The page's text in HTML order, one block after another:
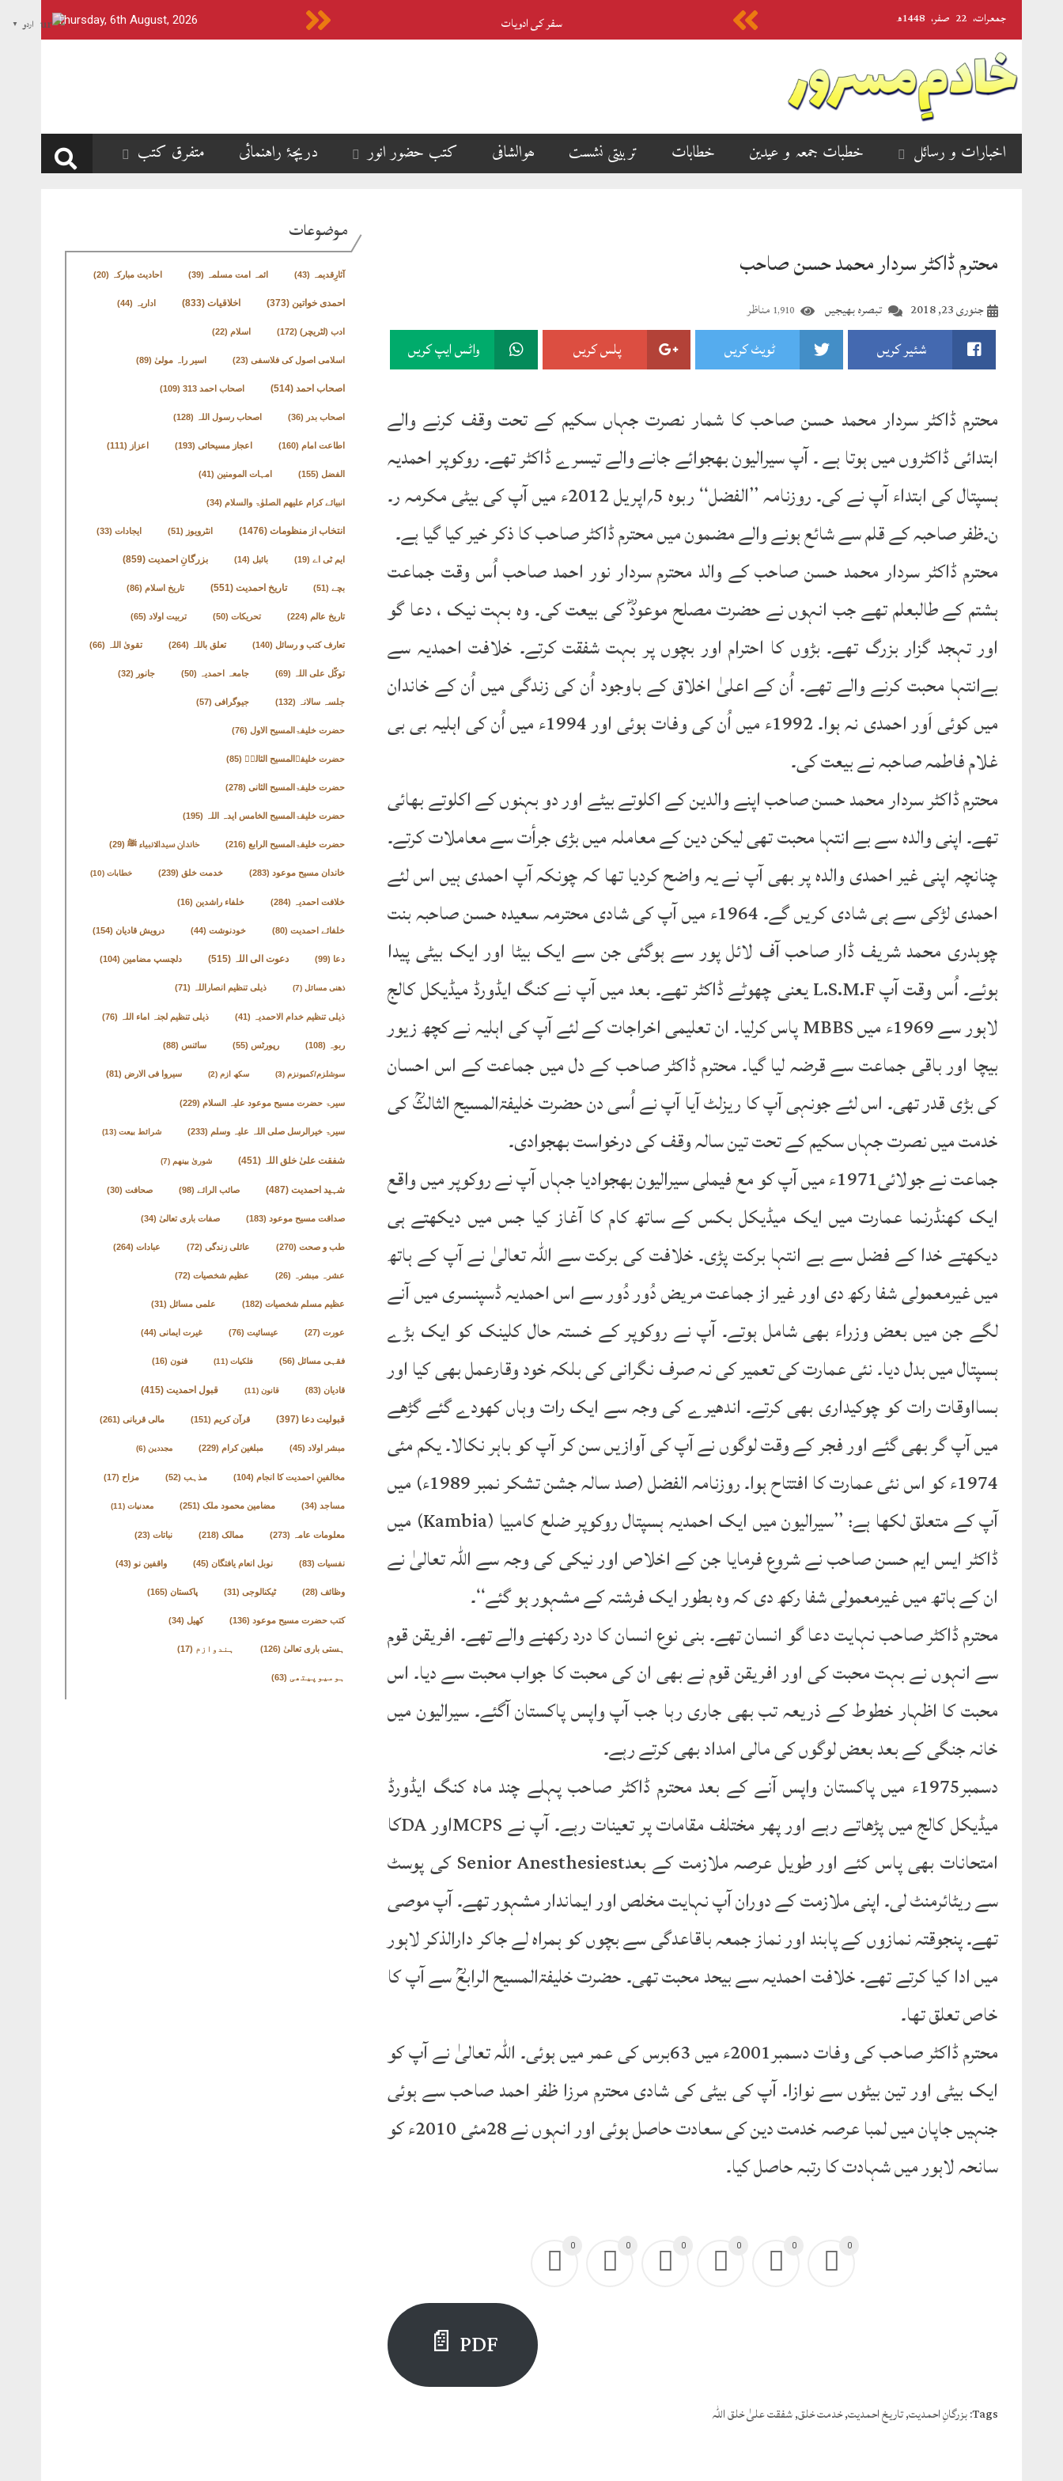
جمعرات‬‮، 22 صفر‬، Vitamin B12
Thursday, 6th August, 2026
اخبارات و رسائل خطبات جمعہ و عیدین خطابات تربیتی نشست ھوالشافی کتب حضور انور دریچۂ راہنمائی متفرق کتب
موضوعات
آثارِقدیمہ (43) ائمہ امت مسلمہ (39) احادیث مبارکہ (20)
احمدی خواتین (373) اخلاقیات(833) اداریہ (44)
ادب (لٹریچر)(172) اسلام (22)
اسلامی اصول کی فلاسفی(23) اسیر راہ مولیٰ(89)
اصحاب احمد(514) اصحاب احمد 313 (109)
اصحاب بدر (36) اصحاب رسول اللہ (128)
اطاعت امام (160) اعجاز مسیحائی(193) اعزاز (111)
الفضل (155) امہات المومنین (41)
انبیائے کرام علیھم الصلوٰۃ والسلام (34)
انتخاب از منظومات(1476) انٹرویوز (51) ایجادات(33)
ایم ٹی اے(19) بائبل (14) بزرگانِ احمدیت(859)
بچے (51) تاریخ احمدیت(551) تاریخ اسلام (86)
تاریخ عالم (224) تحریکات(50) تربیت اولاد(65)
تعارف کتب و رسائل (140) تعلق باللہ (264) تقویٰ اللہ (66)
توکّل علی اللہ (69) جامعہ احمدیہ (50) جانور (32)
جلسہ سالانہ (132) جیوگرافی(57)
حضرت خلیفۃالمسیح الاول (76)
حضرت خلیفۃالمسیح الثالثؒ (85)
حضرت خلیفۃالمسیح الثانی(278)
حضرت خلیفۃالمسیح الخامس ایدہ اللہ (195)
حضرت خلیفۃالمسیح الرابع (216) خاندان سیدالانبیاء ﷺ(29)
خاندان مسیح موعود(283) خدمت خلق (239) خطابات(10)
خلافت احمدیہ (284) خلفاء راشدین (16)
خلفائے احمدیت(80) خودنوشت(44) درویش قادیان(154)
دعا (99) دعوت الی اللہ (515) دلچسپ مضامین (104)
ذھنی مسائل (7) ذیلی تنظیم انصاراللہ (71)
ذیلی تنظیم خدام الاحمدیہ (41) ذیلی تنظیم لجنہ اماء اللہ (76)
ربوہ (108) رپورٹس (55) سائنس (88)
سوشلزم/کمیونزم (3) سکھ ازم (2) سیروا فی الارض (81)
سیرۃ حضرت مسیح موعود علیہ السلام (229)
سیرۃ خیرالرسل صلی اللہ علیہ وسلم (233) شرائط بیعت(13)
شفقت علیٰ خلق اللہ (451) شوریٰ بینھم (7)
شہید احمدیت(487) صائب الرائے (98) صحافت(30)
صداقت مسیح موعود(183) صفات باری تعالیٰ(34)
طب و صحت(270) عائلی زندگی(72) عبادات(264)
عشرہ مبشرہ (26) عظیم شخصیات(72)
عظیم مسلم شخصیات(182) علمی مسائل (31)
عورت(27) عیسائیت(76) غیرت ایمانی(44)
فقہی مسائل (56) فلکیات(11) فنون(16)
قادیان(83) قانون(11) قبول احمدیت(415)
قبولیت دعا (397) قرآن کریم (151) مالی قربانی(261)
مبشر اولاد(45) مبلغین کرام (229) مجددین (6)
مخالفینِ احمدیت کا انجام (104) مذہب(52) مزاح(17)
مساجد(34) مضامین محمود ملک(251) معدنیات(11)
معلومات عامہ (273) ممالک(218) نباتات(23)
نفسیات(83) نوبل انعام یافتگان(45) واقفین نو (43)
وظائف(28) ٹیکنالوجی(31) پاکستان(165)
کتب حضرت مسیح موعود(136) کھیل (34)
ہستی باری تعالیٰ(126) ہندوازم (17)
ہومیوپیتھی (63)
محترم ڈاکٹر سردار محمد حسن صاحب
تبصرہ بھیجیں جنوری 23, 2018 1,910 مناظر
شئیر کریں ٹویٹ کریں پلس کریں واٹس ایپ کریں
محترم ڈاکٹر سردار محمد حسن صاحب کا شمار نصرت جہاں سکیم کے تحت وقف کرنے والے
ابتدائی ڈاکٹروں میں ہوتا ہے ۔ آپ سیرالیون بھجوائے جانے والے تیسرے ڈاکٹر تھے۔ روکوپر احمدیہ
ہسپتال کی ابتداء آپ نے کی۔ روزنامہ ’’الفضل‘‘ ربوہ 5؍اپریل 2012ء میں آپ کی بیٹی مکرمہ ر۔
ن۔ظفر صاحبہ کے قلم سے شائع ہونے والے مضمون میں محترم ڈاکٹر صاحب کا ذکر خیر کیا گیا ہے۔
محترم ڈاکٹر سردار محمد حسن صاحب کے والد محترم سردار نور احمد صاحب اُس وقت جماعت
ہشتم کے طالبعلم تھے جب انہوں نے حضرت مصلح موعودؓ کی بیعت کی۔ وہ بہت نیک ، دعا گو
اور تہجد گزار بزرگ تھے۔ بڑوں کا احترام اور بچوں پر بہت شفقت کرتے۔ خلافت احمدیہ سے
بےانتہا محبت کرنے والے تھے۔ اُن کے اعلیٰ اخلاق کے باوجود اُن کی زندگی میں اُن کے خاندان
میں کوئی اَور احمدی نہ ہوا۔ 1992ء میں اُن کی وفات ہوئی اور 1994ء میں اُن کی اہلیہ بی بی
غلام فاطمہ صاحبہ نے بیعت کی۔
محترم ڈاکٹر سردار محمد حسن صاحب اپنے والدین کے اکلوتے بیٹے اور دو بہنوں کے اکلوتے بھائی
تھے۔ اپنی والدہ سے بے انتہا محبت تھی لیکن دین کے معاملہ میں بڑی جرأت سے معاملات کرتے۔
چنانچہ اپنی غیر احمدی والدہ پر بھی آپ نے یہ واضح کردیا تھا کہ چونکہ آپ احمدی ہیں اس لئے
احمدی لڑکی سے ہی شادی کریں گے۔ 1964ء میں آپ کی شادی محترمہ سعیدہ حسن صاحبہ بنت
چوہدری محمد شریف ڈار صاحب آف لائل پور سے ہوگئی جن سے ایک بیٹا اور ایک بیٹی پیدا
ہوئے۔ اُس وقت آپ L.S.M.F یعنی چھوٹے ڈاکٹر تھے۔ بعد میں آپ نے کنگ ایڈورڈ میڈیکل کالج
لاہور سے 1969ء میں MBBS پاس کرلیا۔ ان تعلیمی اخراجات کے لئے آپ کی اہلیہ نے کچھ زیور
بیچا اور باقی جماعت سے قرضہ لیا گیا۔ محترم ڈاکٹر صاحب کے دل میں جماعت کے اس احسان
کی بڑی قدر تھی۔ اس لئے جونہی آپ کا ریزلٹ آیا آپ نے اُسی دن حضرت خلیفۃالمسیح الثالثؒ کی
خدمت میں نصرت جہاں سکیم کے تحت تین سالہ وقف کی درخواست بھجوادی۔
جماعت نے جولائی1971ء میں آپ کو مع فیملی سیرالیون بھجوادیا جہاں آپ نے روکوپر میں واقع
ایک کھنڈرنما عمارت میں ایک میڈیکل بکس کے ساتھ کام کا آغاز کیا جس میں دیکھتے ہی
دیکھتے خدا کے فضل سے بے انتہا برکت پڑی۔ خلافت کی برکت سے اللہ تعالیٰ نے آپ کے ہاتھ
میں غیرمعمولی شفا رکھ دی اور غیر از جماعت مریض دُور دُور سے اس احمدیہ ڈسپنسری میں آنے
لگے جن میں بعض وزراء بھی شامل ہوتے۔ آپ نے روکوپر کے خستہ حال کلینک کو ایک بڑے
ہسپتال میں بدل دیا۔ نئی عمارت کی تعمیر کی نہ صرف نگرانی کی بلکہ خود وقارعمل بھی کیا اور
بسااوقات رات کو چوکیداری بھی کرتے۔ اندھیرے کی وجہ سے ایک رات وہاں کھودے گئے گڑھے
میں آپ گر بھی گئے اور فجر کے وقت لوگوں نے آپ کی آوازیں سن کر آپ کو باہر نکالا۔ یکم مئی
1974ء کو اس نئی عمارت کا افتتاح ہوا۔ روزنامہ الفضل (صد سالہ جشن تشکر نمبر 1989ء) میں
آپ کے متعلق لکھا ہے: ’’سیرالیون میں ایک احمدیہ ہسپتال روکوپر ضلع کامبیا (Kambia) میں
ڈاکٹر ایس ایم حسن صاحب نے شروع فرمایا جن کے اخلاص اور نیکی کی وجہ سے اللہ تعالیٰ نے
ان کے ہاتھ میں غیرمعمولی شفا رکھ دی کہ وہ بطور ایک فرشتہ کے مشہور ہو گئے‘‘۔
محترم ڈاکٹر صاحب نہایت دعا گو انسان تھے۔ بنی نوع انسان کا درد رکھنے والے تھے۔ افریقن قوم
سے انہوں نے بہت محبت کی اور افریقن قوم نے بھی ان کی محبت کا جواب محبت سے دیا۔ اس
محبت کا اظہار خطوط کے ذریعہ تب بھی جاری رہا جب آپ واپس پاکستان آگئے۔ سیرالیون میں
خانہ جنگی کے بعد بعض لوگوں کی مالی امداد بھی کرتے رہے۔
دسمبر1975ء میں پاکستان واپس آنے کے بعد محترم ڈاکٹر صاحب پہلے چند ماہ کنگ ایڈورڈ
میڈیکل کالج میں پڑھاتے رہے اور پھر مختلف مقامات پر تعینات رہے۔ آپ نے MCPSاور DAکا
امتحانات بھی پاس کئے اور طویل عرصہ ملازمت کے بعدSenior Anesthesiest کی پوسٹ
سے ریٹائرمنٹ لی۔ اپنی ملازمت کے دوران آپ نہایت مخلص اور ایماندار مشہور تھے۔ آپ موصی
تھے۔ پنجوقتہ نمازوں کے پابند اور نماز جمعہ باقاعدگی سے بچوں کو ہمراہ لے جاکر دارالذکر لاہور
میں ادا کیا کرتے تھے۔ خلافت احمدیہ سے بیحد محبت تھی۔ حضرت خلیفۃالمسیح الرابعؒ سے آپ کا
خاص تعلق تھا۔
محترم ڈاکٹر صاحب کی وفات دسمبر2001ء میں 63برس کی عمر میں ہوئی۔ اللہ تعالیٰ نے آپ کو
ایک بیٹی اور تین بیٹوں سے نوازا۔ آپ کی بیٹی کی شادی محترم مرزا ظفر احمد صاحب سے ہوئی
جنہیں جاپان میں لمبا عرصہ خدمت دین کی سعادت حاصل ہوئی اور انہوں نے 28مئی 2010ء کو
سانحہ لاہور میں شہادت کا رتبہ حاصل کیا۔
0 0 0 0 0 0
PDF 📄
Tags: بزرگانِ احمدیت,تاریخ احمدیت,خدمت خلق,شفقت علیٰ خلق اللہ
اردو ▼